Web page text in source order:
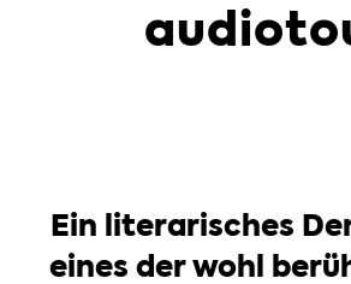
Ein literarisches
eines der wohl